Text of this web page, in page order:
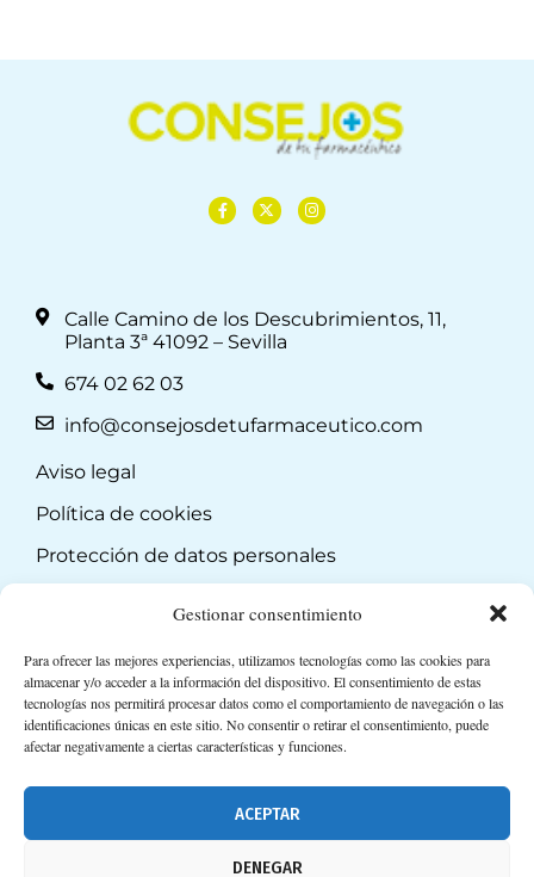
Gestionar consentimiento
Para ofrecer las mejores experiencias, utilizamos tecnologías como las cookies para
almacenar y/o acceder a la información del dispositivo. El consentimiento de estas
tecnologías nos permitirá procesar datos como el comportamiento de navegación o las
identificaciones únicas en este sitio. No consentir o retirar el consentimiento, puede
afectar negativamente a ciertas características y funciones.
ACEPTAR
DENEGAR
Calle Camino de los Descubrimientos, 11,
Planta 3ª 41092 – Sevilla
674 02 62 03
info@consejosdetufarmaceutico.com
Aviso legal
Política de cookies
Protección de datos personales